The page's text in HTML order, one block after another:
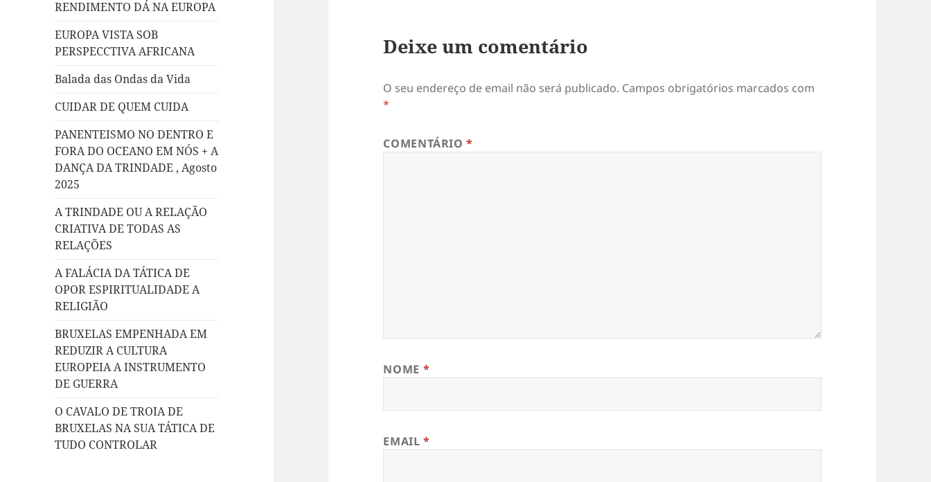
RENDIMENTO DÁ NA EUROPA
EUROPA VISTA SOB
PERSPECCTIVA AFRICANA
Balada das Ondas da Vida
CUIDAR DE QUEM CUIDA
PANENTEISMO NO DENTRO E
FORA DO OCEANO EM NÓS + A
DANÇA DA TRINDADE , Agosto
2025
A TRINDADE OU A RELAÇÃO
CRIATIVA DE TODAS AS
RELAÇÕES
A FALÁCIA DA TÁTICA DE
OPOR ESPIRITUALIDADE A
RELIGIÃO
BRUXELAS EMPENHADA EM
REDUZIR A CULTURA
EUROPEIA A INSTRUMENTO
DE GUERRA
O CAVALO DE TROIA DE
BRUXELAS NA SUA TÁTICA DE
TUDO CONTROLAR
Deixe um comentário
O seu endereço de email não será publicado. Campos obrigatórios marcados com
*
COMENTÁRIO*
NOME *
EMAIL*